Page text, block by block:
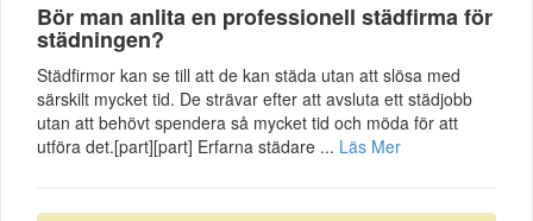
Bör man anlita en professionell städfirma för
städningen?
Städfirmor kan se till att de kan städa utan att slösa med
särskilt mycket tid. De strävar efter att avsluta ett städjobb
utan att behövt spendera så mycket tid och möda för att
utföra det.[part][part] Erfarna städare ... Läs Mer